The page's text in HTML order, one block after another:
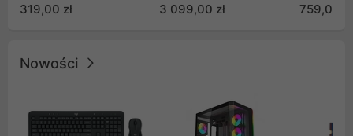
Push Pull (2szt)
319,00 zł
GB2050S)
3 099,00 zł 759,00 zł
Nowości